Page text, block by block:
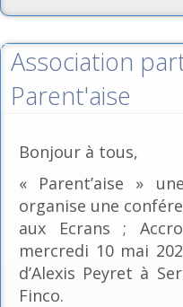
Association
Parent'aise
Bonjour à tous,
« Parent’aise »
organise une
aux Ecrans ;
mercredi 10 mai
d’Alexis Peyret à
Finco.